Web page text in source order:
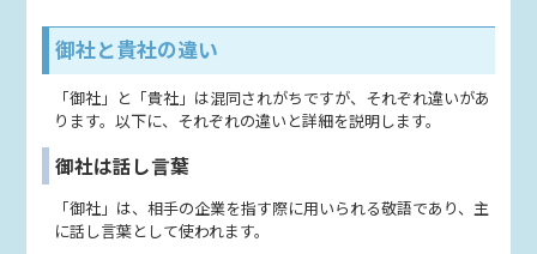
御社と貴社の違い
「御社」と「貴社」は混同されがちですが、それぞれ違いがあ
ります。以下に、それぞれの違いと詳細を説明します。
御社は話し言葉
「御社」は、相手の企業を指す際に用いられる敬語であり、主
に話し言葉として使われます。